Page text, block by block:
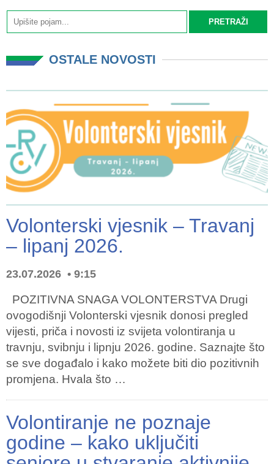
OSTALE NOVOSTI
Volonterski vjesnik – Travanj
– lipanj 2026.
23.07.2026 9:15
POZITIVNA SNAGA VOLONTERSTVA Drugi
ovogodišnji Volonterski vjesnik donosi pregled
vijesti, priča i novosti iz svijeta volontiranja u
travnju, svibnju i lipnju 2026. godine. Saznajte što
se sve događalo i kako možete biti dio pozitivnih
promjena. Hvala što …
Volontiranje ne poznaje
godine – kako uključiti